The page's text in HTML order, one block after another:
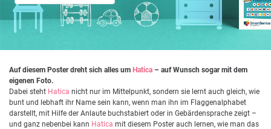
Auf diesem Poster dreht sich alles um Hatica – auf Wunsch sogar mit dem
eigenen Foto.
Dabei steht Hatica nicht nur im Mittelpunkt, sondern sie lernt auch gleich, wie
bunt und lebhaft ihr Name sein kann, wenn man ihn im Flaggenalphabet
darstellt, mit Hilfe der Anlaute buchstabiert oder in Gebärdensprache zeigt –
und ganz nebenbei kann Hatica mit diesem Poster auch lernen, wie man das